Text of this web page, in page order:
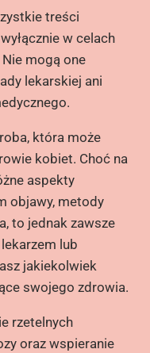
treści
w celach
mogą one
lekarskiej ani
która może
kobiet. Choć na
aspekty
objawy, metody
to jednak zawsze
lub
jakiekolwiek
swojego zdrowia.
rzetelnych
oraz wspieranie